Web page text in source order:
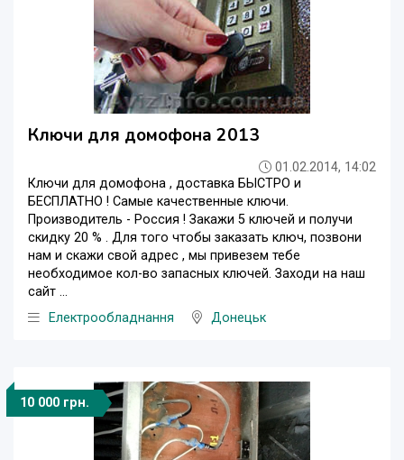
Ключи для домофона 2013
01.02.2014, 14:02
Ключи для домофона , доставка БЫСТРО и
БЕСПЛАТНО ! Самые качественные ключи.
Производитель - Россия ! Закажи 5 ключей и получи
скидку 20 % . Для того чтобы заказать ключ, позвони
нам и скажи свой адрес , мы привезем тебе
необходимое кол-во запасных ключей. Заходи на наш
сайт ...
Електрообладнання
Донецьк
10 000 грн.